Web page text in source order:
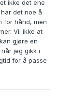
ikke det ene
det noe å
for hånd, men
Vil ikke at
gjøre en
jeg gikk i
for å passe